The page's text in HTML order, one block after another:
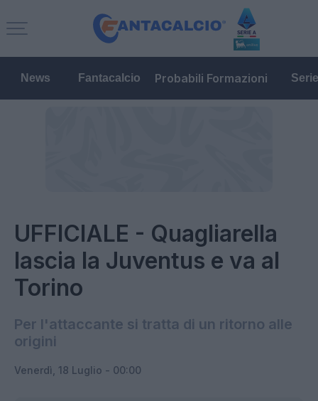
News Fantacalcio Probabili Formazioni
UFFICIALE - Quagliarella
lascia la Juventus e va al
Torino
Per l'attaccante si tratta di un ritorno alle
origini
Venerdì, 18 Luglio - 00:00